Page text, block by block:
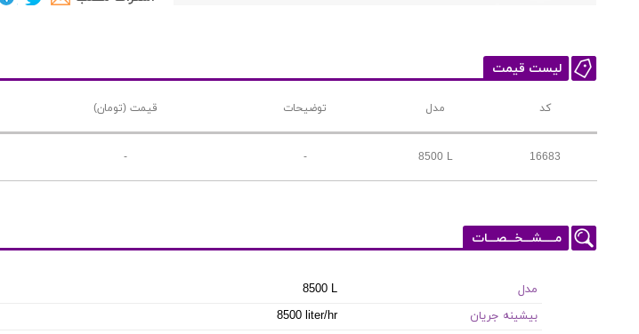
لیست قیمت
کد مدل توضیحات قیمت (تومان)
16683
8500 L
-
-
مـــــشـــخـــصـــات
مدل
8500 L
بیشینه جریان
8500 liter/hr